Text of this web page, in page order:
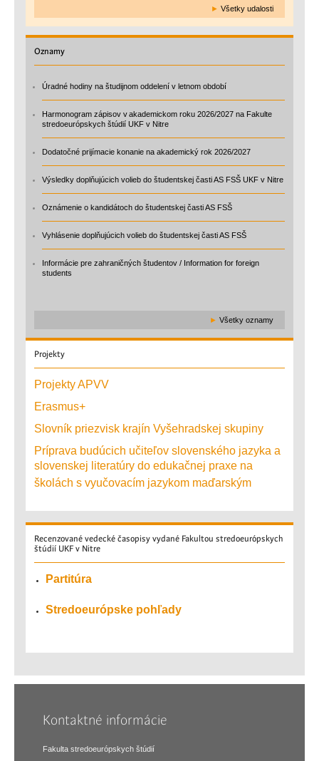
► Všetky udalosti
Oznamy
Úradné hodiny na študijnom oddelení v letnom období
Harmonogram zápisov v akademickom roku 2026/2027 na Fakulte
stredoeurópskych štúdií UKF v Nitre
Dodatočné prijímacie konanie na akademický rok 2026/2027
Výsledky doplňujúcich volieb do študentskej časti AS FSŠ UKF v Nitre
Oznámenie o kandidátoch do študentskej časti AS FSŠ
Vyhlásenie doplňujúcich volieb do študentskej časti AS FSŠ
Informácie pre zahraničných študentov / Information for foreign
students
► Všetky oznamy
Projekty
Projekty APVV
Erasmus+
Slovník priezvisk krajín Vyšehradskej skupiny
Príprava budúcich učiteľov slovenského jazyka a
slovenskej literatúry do edukačnej praxe na
školách s vyučovacím jazykom maďarským
Recenzované vedecké časopisy vydané Fakultou stredoeurópskych
štúdií UKF v Nitre
Partitúra
Stredoeurópske pohľady
Kontaktné informácie
Fakulta stredoeurópskych štúdií